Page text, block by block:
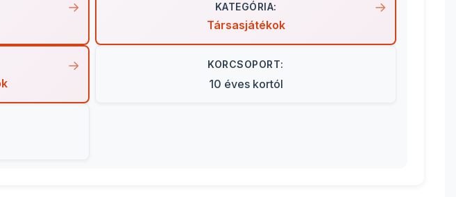
KATEGÓRIA:
Társasjátékok
KORCSOPORT:
10 éves kortól